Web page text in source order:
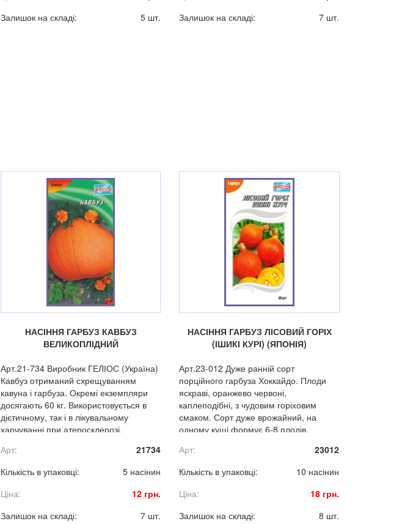
Залишок на складі:
5 шт.
Залишок на складі:
7 шт.
НАСІННЯ ГАРБУЗ КАВБУЗ
ВЕЛИКОПЛІДНИЙ
Арт.21-734 Виробник ГЕЛІОС (Україна)
Кавбуз отриманий схрещуванням
кавуна і гарбуза. Окремі екземпляри
досягають 60 кг. Використовується в
дієтичному, так і в лікувальному
харчуванні при атеросклерозі,
Арт:
21734
Кількість в упаковці:
5 насінин
Ціна:
12 грн.
Залишок на складі:
7 шт.
НАСІННЯ ГАРБУЗ ЛІСОВИЙ ГОРІХ
(ІШИКІ КУРІ) (ЯПОНІЯ)
Арт.23-012 Дуже ранній сорт
порційного гарбуза Хоккайдо. Плоди
яскраві, оранжево червоні,
каплеподібні, з чудовим горіховим
смаком. Сорт дуже врожайний, на
одному кущі формує 6-8 плодів.
екстремальних умовах, стійка до
Арт:
23012
Кількість в упаковці:
10 насінин
Ціна:
18 грн.
Залишок на складі:
8 шт.